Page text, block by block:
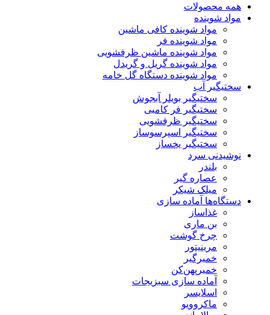
همه محصولات
مواد شوینده
مواد شوینده کافی ماشین
مواد شوینده فر
مواد شوینده ماشین ظرفشویی
مواد شوینده گریل و گریدل
مواد شوینده دستگاه گل خامه
سختیگیر آب
سختیگیر بویلر آبجوش
سختیگیر فر کامبی
سختیگیر ظرفشویی
سختیگیر اسپرسوساز
سختیگیر یخساز
نوشیدنی سرد
بلندر
عصاره گیر
میلک شیکر
دستگاه‌ها آماده سازی
غذاساز
بن ماری
چرخ گوشت
مرینیتور
خمیرگیر
خمیر‌پهن‌کن
آماده سازی سبزیجات
اسلایسر
ماکروویو